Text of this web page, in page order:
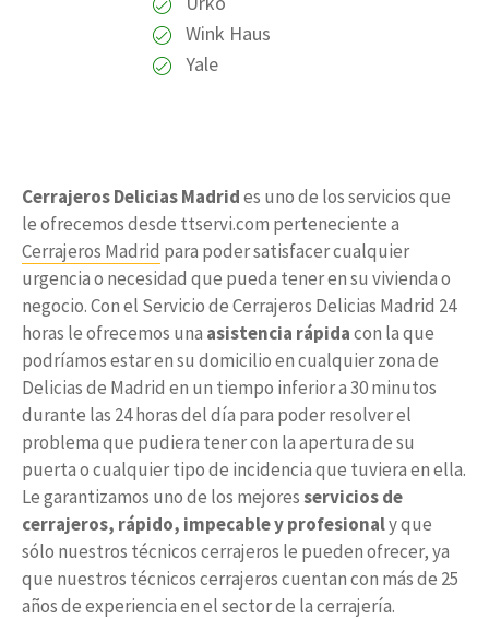
Wink Haus
Yale
Cerrajeros Delicias Madrides uno de los servicios que
le ofrecemos desde ttservi.com perteneciente a
Cerrajeros Madrid para poder satisfacer cualquier
urgencia o necesidad que pueda tener en su vivienda o
negocio. Con el Servicio de Cerrajeros Delicias Madrid 24
horas le ofrecemos una asistencia rápidacon la que
podríamos estar en su domicilio en cualquier zona de
Delicias de Madrid en un tiempo inferior a 30 minutos
durante las 24 horas del día para poder resolver el
problema que pudiera tener con la apertura de su
puerta o cualquier tipo de incidencia que tuviera en ella.
Le garantizamos uno de los mejoresservicios de
cerrajeros, rápido, impecable y profesionaly que
sólo nuestros técnicos cerrajeros le pueden ofrecer, ya
que nuestros técnicos cerrajeros cuentan con más de 25
años de experiencia en el sector de la cerrajería.